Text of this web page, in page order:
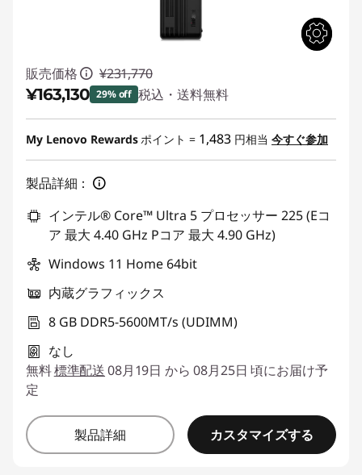
販売価格 ¥231,770
¥163,130 29% off 税込・送料無料
特別割引 :-¥68,640
My Lenovo Rewardsポイント = 1,483 円相当 今すぐ参加
製品詳細：
インテル® Core™ Ultra 5 プロセッサー 225 (Eコ
ア 最大 4.40 GHz Pコア 最大 4.90 GHz)
Windows 11 Home 64bit
内蔵グラフィックス
8 GB DDR5-5600MT/s (UDIMM)
なし
無料標準配送08月19日 から 08月25日 頃にお届け予
定
製品詳細 カスタマイズする